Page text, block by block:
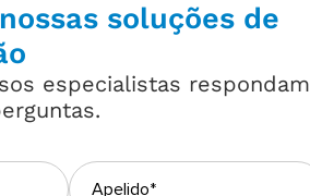
soluções de
especialistas respondam